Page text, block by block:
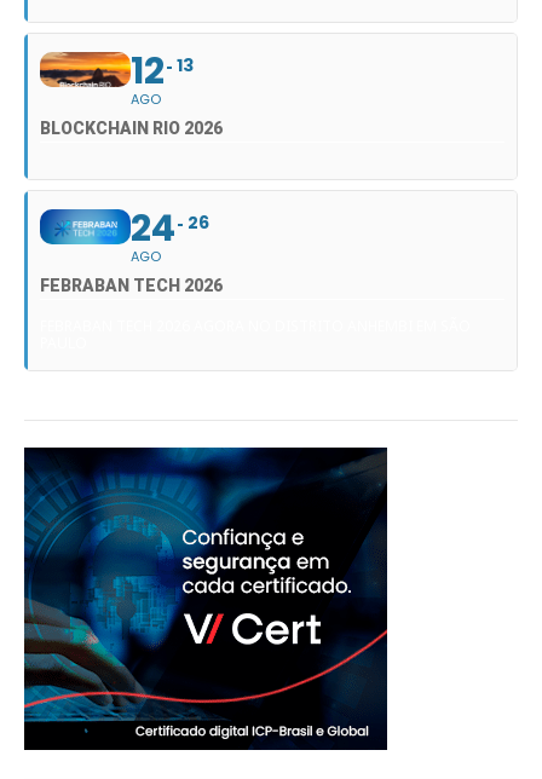
12
AGO
13
BLOCKCHAIN RIO 2026
24
AGO
26
FEBRABAN TECH 2026